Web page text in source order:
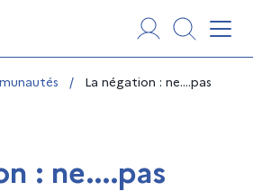
/ La négation : ne....pas
: ne....pas